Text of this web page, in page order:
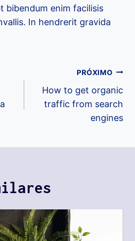
bibendum enim facilisis
In hendrerit gravida
PRÓXIMO
How to get organic
traffic from search
engines